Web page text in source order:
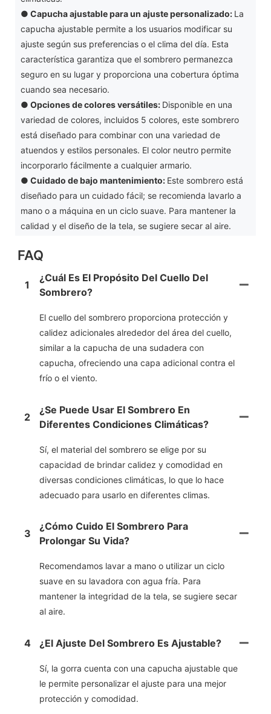
● Capucha ajustable para un ajuste personalizado: La
capucha ajustable permite a los usuarios modificar su
ajuste según sus preferencias o el clima del día. Esta
característica garantiza que el sombrero permanezca
seguro en su lugar y proporciona una cobertura óptima
cuando sea necesario.
● Opciones de colores versátiles: Disponible en una
variedad de colores, incluidos 5 colores, este sombrero
está diseñado para combinar con una variedad de
atuendos y estilos personales. El color neutro permite
incorporarlo fácilmente a cualquier armario.
● Cuidado de bajo mantenimiento: Este sombrero está
diseñado para un cuidado fácil; se recomienda lavarlo a
mano o a máquina en un ciclo suave. Para mantener la
calidad y el diseño de la tela, se sugiere secar al aire.
FAQ
1
¿Cuál Es El Propósito Del Cuello Del
Sombrero?
El cuello del sombrero proporciona protección y
calidez adicionales alrededor del área del cuello,
similar a la capucha de una sudadera con
capucha, ofreciendo una capa adicional contra el
frío o el viento.
2
¿Se Puede Usar El Sombrero En
Diferentes Condiciones Climáticas?
Sí, el material del sombrero se elige por su
capacidad de brindar calidez y comodidad en
diversas condiciones climáticas, lo que lo hace
adecuado para usarlo en diferentes climas.
3
¿Cómo Cuido El Sombrero Para
Prolongar Su Vida?
Recomendamos lavar a mano o utilizar un ciclo
suave en su lavadora con agua fría. Para
mantener la integridad de la tela, se sugiere secar
al aire.
4 ¿El Ajuste Del Sombrero Es Ajustable?
Sí, la gorra cuenta con una capucha ajustable que
le permite personalizar el ajuste para una mejor
protección y comodidad.